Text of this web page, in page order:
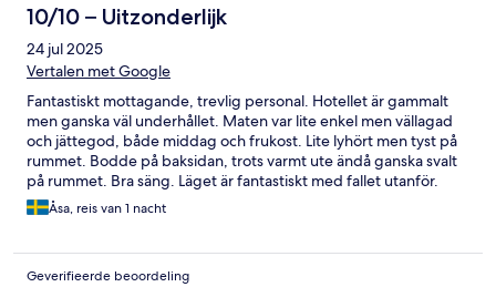
10/10 – Uitzonderlijk
24 jul 2025
Vertalen met Google
Fantastiskt mottagande, trevlig personal. Hotellet är gammalt
men ganska väl underhållet. Maten var lite enkel men vällagad
och jättegod, både middag och frukost. Lite lyhört men tyst på
rummet. Bodde på baksidan, trots varmt ute ändå ganska svalt
på rummet. Bra säng. Läget är fantastiskt med fallet utanför.
Åsa, reis van 1 nacht
Geverifieerde beoordeling